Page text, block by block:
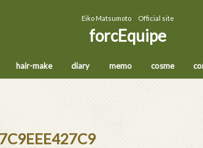
Eiko Matsumoto Official site
forcEquipe
hair-make diary memo cosme